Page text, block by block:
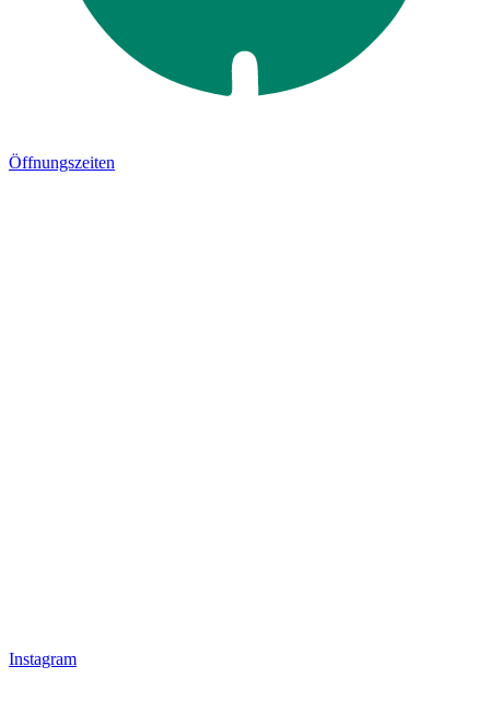
Öffnungszeiten
Instagram